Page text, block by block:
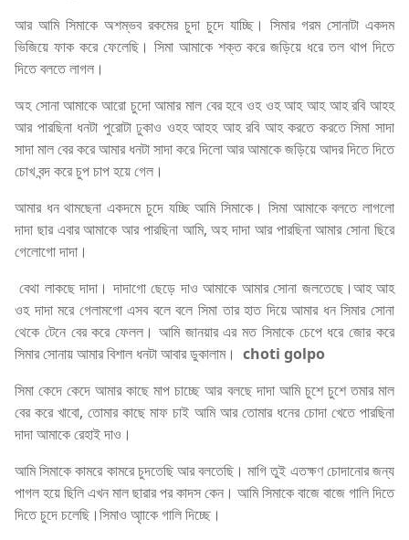
আর আমি সিমাকে অশম্ভব রকমের চুদা চুদে যাচ্ছি। সিমার গরম সোনাটা একদম
ভিজিয়ে ফাক করে ফেলেছি। সিমা আমাকে শক্ত করে জড়িয়ে ধরে তল থাপ দিতে
দিতে বলতে লাগল।
অহ সোনা আমাকে আরো চুদো আমার মাল বের হবে ওহ ওহ আহ আহ আহ রবি আহহ
আর পারছিনা ধনটা পুরোটা ঢুকাও ওহহ আহহ আহ রবি আহ করতে করতে সিমা সাদা
সাদা মাল বের করে আমার ধনটা সাদা করে দিলো আর আমাকে জড়িয়ে আদর দিতে দিতে
চোখ বন্দ করে চুপ চাপ হয়ে গেল।
আমার ধন থামছেনা একদমে চুদে যচ্ছি আমি সিমাকে। সিমা আমাকে বলতে লাগলো
দাদা ছার এবার আমাকে আর পারছিনা আমি, অহ দাদা আর পারছিনা আমার সোনা ছিরে
গেলোগো দাদা।
বেথা লাকছে দাদা। দাদাগো ছেড়ে দাও আমাকে আমার সোনা জলতেছে।আহ আহ
ওহ দাদা মরে গেলামগো এসব বলে বলে সিমা তার হাত দিয়ে আমার ধন সিমার সোনা
থেকে টেনে বের করে ফেলল। আমি জানয়ার এর মত সিমাকে চেপে ধরে জোর করে
সিমার সোনায় আমার বিশাল ধনটা আবার ডুকালাম। choti golpo
সিমা কেদে কেদে আমার কাছে মাপ চাচ্ছে আর বলছে দাদা আমি চুশে চুশে তমার মাল
বের করে খাবো, তোমার কাছে মাফ চাই আমি আর তোমার ধনের চোদা খেতে পারছিনা
দাদা আমাকে রেহাই দাও।
আমি সিমাকে কামরে কামরে চুদতেছি আর বলতেছি। মাগি তুই এতক্ষণ চোদানোর জন্য
পাগল হয়ে ছিলি এখন মাল ছারার পর কাদস কেন। আমি সিমাকে বাজে বাজে গালি দিতে
দিতে চুদে চলেছি।সিমাও আৃাকে গালি দিচ্ছে।